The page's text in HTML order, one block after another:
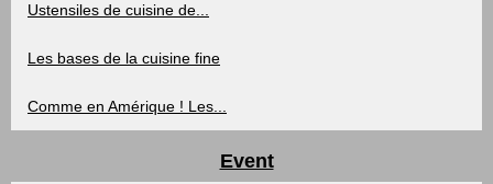
Ustensiles de cuisine de...
Les bases de la cuisine fine
Comme en Amérique ! Les...
Event